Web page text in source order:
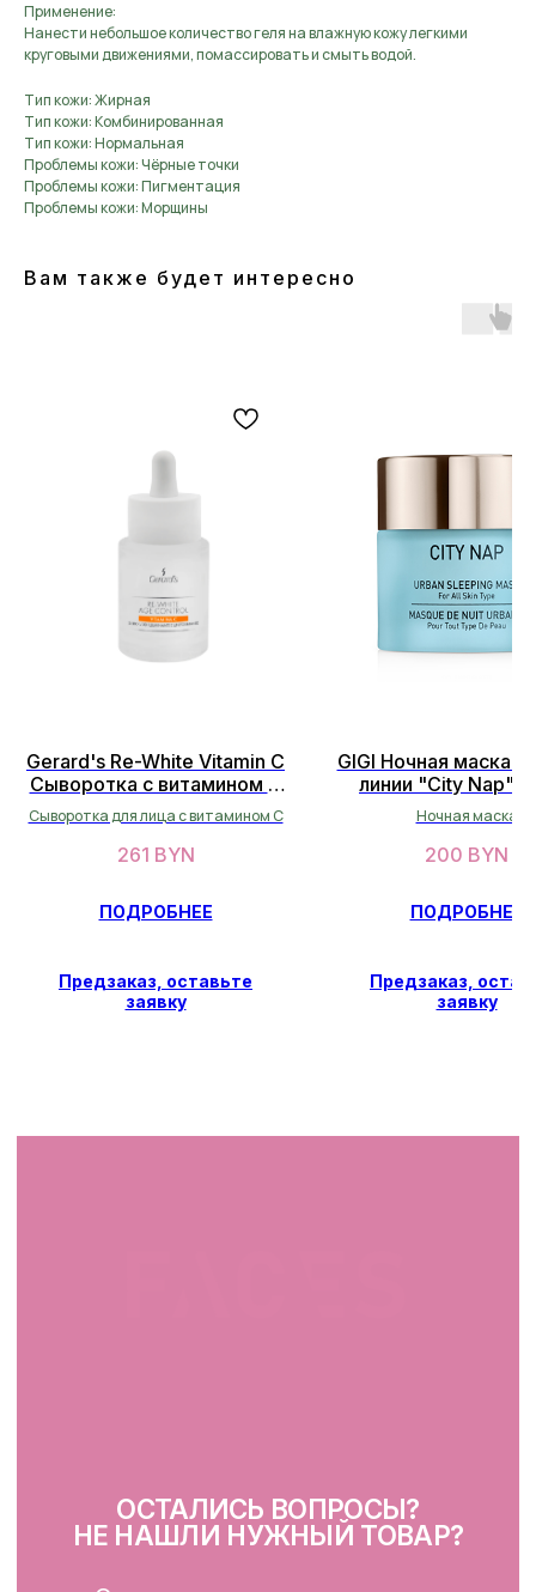
Применение:
Нанести небольшое количество геля на влажную кожу легкими
круговыми движениями, помассировать и смыть водой.
Тип кожи: Жирная
Тип кожи: Комбинированная
Тип кожи: Нормальная
Проблемы кожи: Чёрные точки
Проблемы кожи: Пигментация
Проблемы кожи: Морщины
Вам также будет интересно
Gerard's Re-White Vitamin C
Сыворотка с витамином C
Сыворотка для лица с витамином С
261 BYN
ПОДРОБНЕЕ
Предзаказ, оставьте
заявку
GIGI Ночная маска
линии "City Nap"
Ночная маска
200 BYN
ПОДРОБНЕЕ
Предзаказ,
заявку
ОСТАЛИСЬ ВОПРОСЫ?
НЕ НАШЛИ НУЖНЫЙ ТОВАР?
Оставьте свои данные, и мы
вскоре свяжемся с вами
Telegram
SPF
Для зоны вокруг глаз
ОСТАВИТЬ ДАННЫЕ